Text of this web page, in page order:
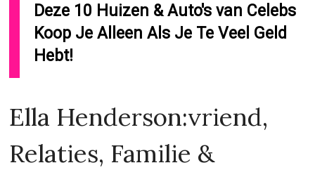
Deze 10 Huizen & Auto's van Celebs
Koop Je Alleen Als Je Te Veel Geld
Hebt!
Ella Henderson:vriend,
Relaties, Familie &